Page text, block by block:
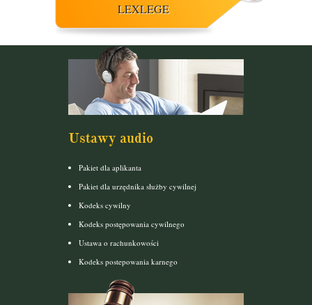
LEXLEGE
Ustawy audio
Pakiet dla aplikanta
Pakiet dla urzędnika służby cywilnej
Kodeks cywilny
Kodeks postępowania cywilnego
Ustawa o rachunkowości
Kodeks postepowania karnego